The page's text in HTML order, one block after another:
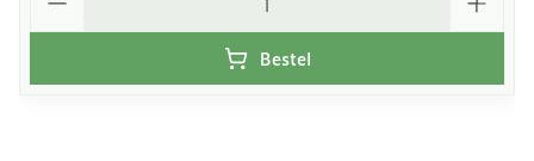
Bestel